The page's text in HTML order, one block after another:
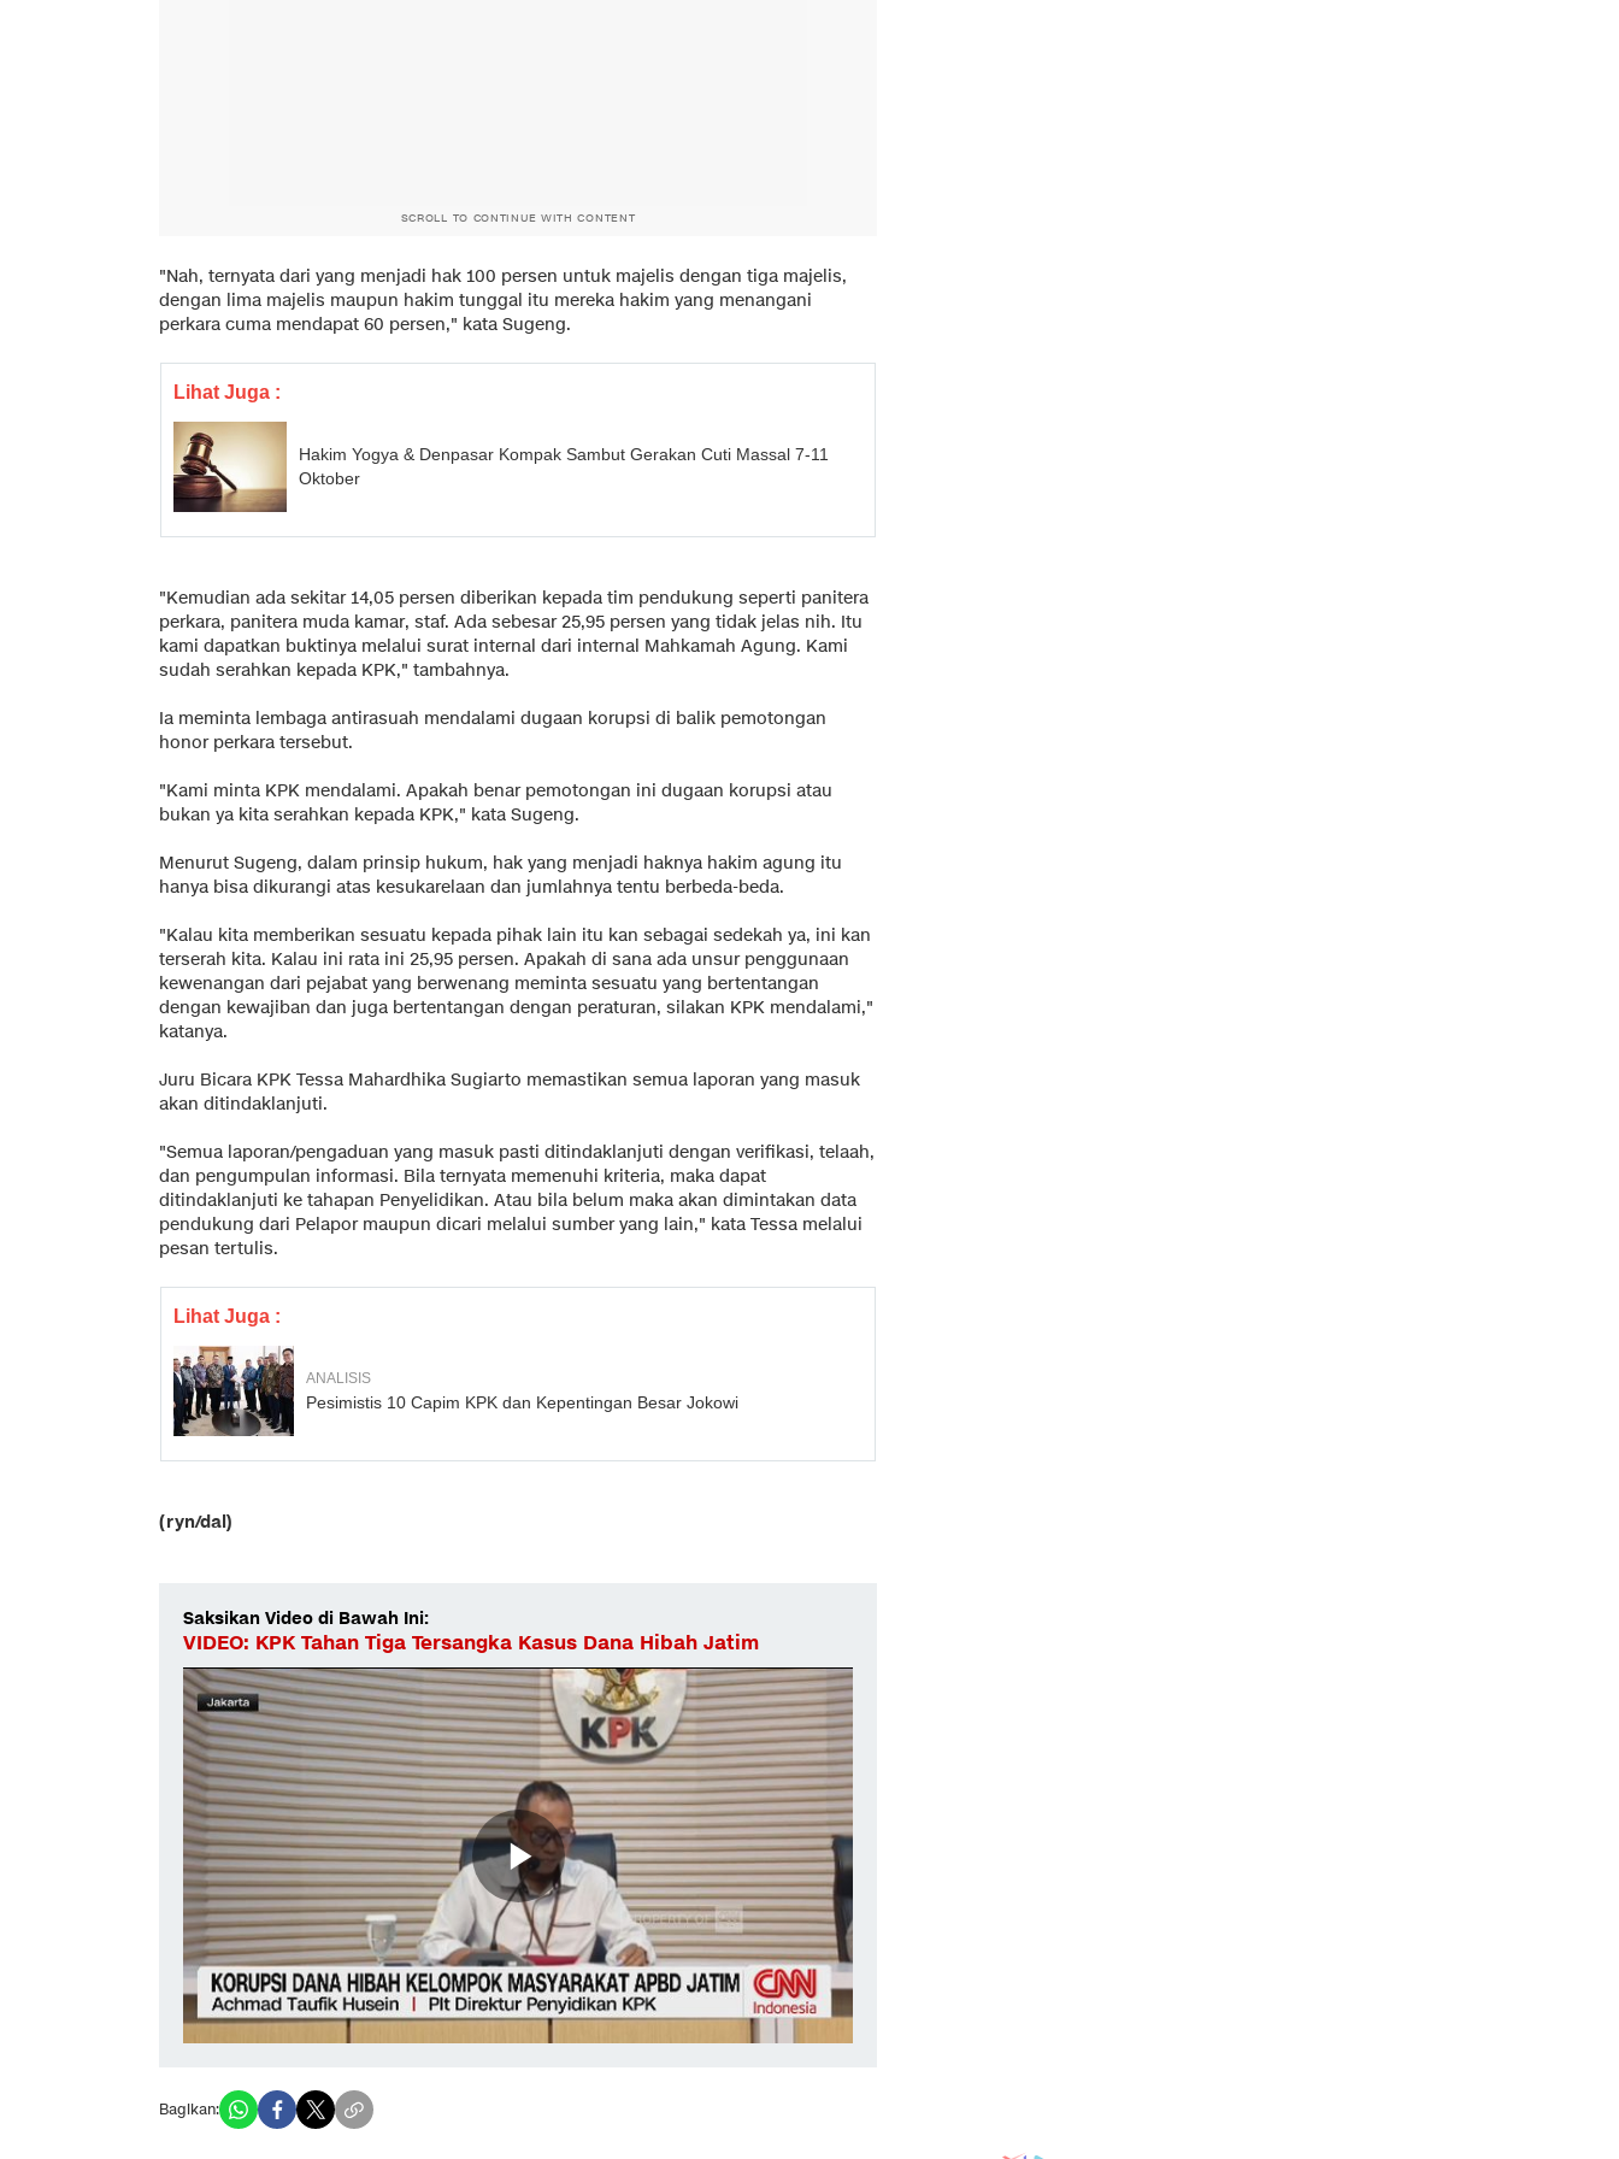
SCROLL TO CONTINUE WITH CONTENT
"Nah, ternyata dari yang menjadi hak 100 persen untuk majelis dengan tiga majelis,
dengan lima majelis maupun hakim tunggal itu mereka hakim yang menangani
perkara cuma mendapat 60 persen," kata Sugeng.
Lihat Juga :
Hakim Yogya & Denpasar Kompak Sambut Gerakan Cuti Massal 7-11
Oktober
"Kemudian ada sekitar 14,05 persen diberikan kepada tim pendukung seperti panitera
perkara, panitera muda kamar, staf. Ada sebesar 25,95 persen yang tidak jelas nih. Itu
kami dapatkan buktinya melalui surat internal dari internal Mahkamah Agung. Kami
sudah serahkan kepada KPK," tambahnya.
Ia meminta lembaga antirasuah mendalami dugaan korupsi di balik pemotongan
honor perkara tersebut.
"Kami minta KPK mendalami. Apakah benar pemotongan ini dugaan korupsi atau
bukan ya kita serahkan kepada KPK," kata Sugeng.
Menurut Sugeng, dalam prinsip hukum, hak yang menjadi haknya hakim agung itu
hanya bisa dikurangi atas kesukarelaan dan jumlahnya tentu berbeda-beda.
"Kalau kita memberikan sesuatu kepada pihak lain itu kan sebagai sedekah ya, ini kan
terserah kita. Kalau ini rata ini 25,95 persen. Apakah di sana ada unsur penggunaan
kewenangan dari pejabat yang berwenang meminta sesuatu yang bertentangan
dengan kewajiban dan juga bertentangan dengan peraturan, silakan KPK mendalami,"
katanya.
Juru Bicara KPK Tessa Mahardhika Sugiarto memastikan semua laporan yang masuk
akan ditindaklanjuti.
"Semua laporan/pengaduan yang masuk pasti ditindaklanjuti dengan verifikasi, telaah,
dan pengumpulan informasi. Bila ternyata memenuhi kriteria, maka dapat
ditindaklanjuti ke tahapan Penyelidikan. Atau bila belum maka akan dimintakan data
pendukung dari Pelapor maupun dicari melalui sumber yang lain," kata Tessa melalui
pesan tertulis.
Lihat Juga :
ANALISIS
Pesimistis 10 Capim KPK dan Kepentingan Besar Jokowi
(ryn/dal)
Saksikan Video di Bawah Ini:
VIDEO: KPK Tahan Tiga Tersangka Kasus Dana Hibah Jatim
Bagikan: